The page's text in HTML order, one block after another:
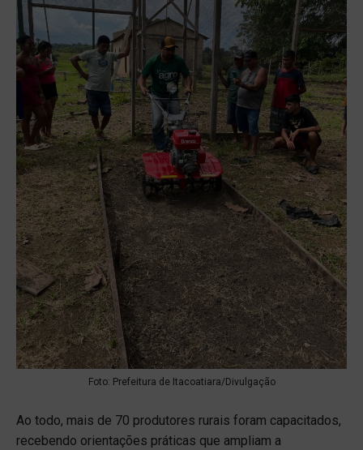
Foto: Prefeitura de Itacoatiara/Divulgação
Ao todo, mais de 70 produtores rurais foram capacitados,
recebendo orientações práticas que ampliam a